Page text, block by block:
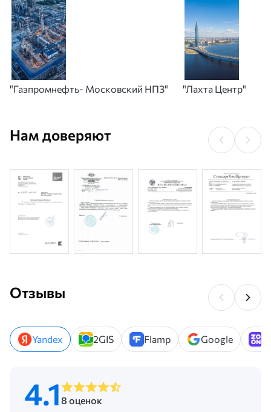
"Газпромнефть- Московский НПЗ" "Лахта Центр"
Нам доверяют
Отзывы
Yandex 2GIS Flamp Google
4.1 8 оценок